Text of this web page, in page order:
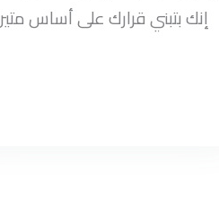
إنك بتبني قرارك على أساس